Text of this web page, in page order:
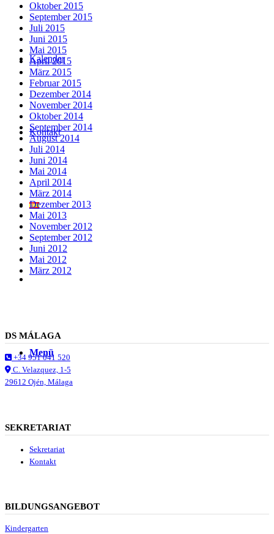
Kalender
Kontakt
Menü Menü
Oktober 2015
September 2015
Juli 2015
Juni 2015
Mai 2015
April 2015
März 2015
Februar 2015
Dezember 2014
November 2014
Oktober 2014
September 2014
August 2014
Juli 2014
Juni 2014
Mai 2014
April 2014
März 2014
Dezember 2013
Mai 2013
November 2012
September 2012
Juni 2012
Mai 2012
März 2012
DS MÁLAGA
+34 951 041 520
C. Velazquez, 1-5
29612 Ojén, Málaga
SEKRETARIAT
Sekretariat
Kontakt
BILDUNGSANGEBOT
Kindergarten